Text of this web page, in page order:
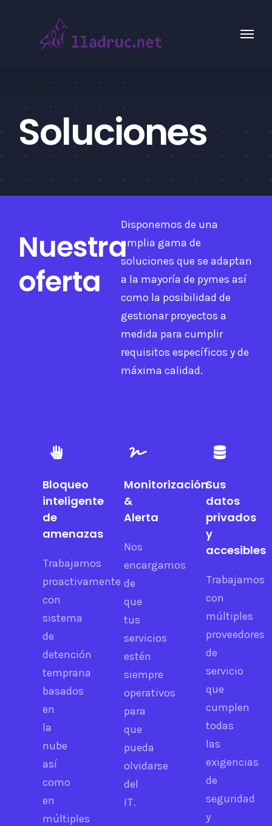
contenido
Soluciones
Nuestra
oferta
Disponemos de una
amplia gama de
soluciones que se adaptan
a la mayoría de pymes así
como la posibilidad de
gestionar proyectos a
medida para cumplir
requisitos específicos y de
máxima calidad.
Bloqueo
inteligente
de
amenazas
Trabajamos
proactivamente
con
sistema
de
detención
temprana
basados
en
la
nube
así
como
en
múltiples
Monitorización
&
Alerta
Nos
encargamos
de
que
tus
servicios
estén
siempre
operativos
para
que
pueda
olvidarse
del
IT.
Sus
datos
privados
y
accesibles
Trabajamos
con
múltiples
proveedores
de
servicio
que
cumplen
todas
las
exigencias
de
seguridad
y